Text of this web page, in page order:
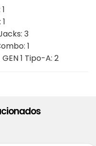
3
1
GEN 1 Tipo-A: 2